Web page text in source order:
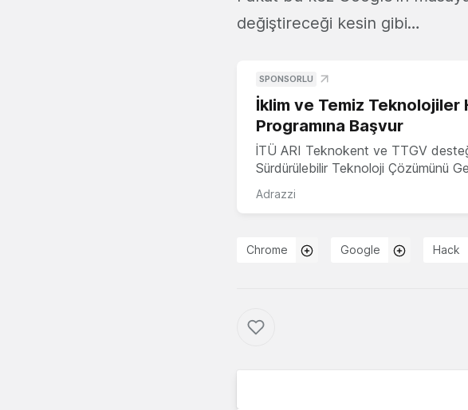
değiştireceği kesin gibi…
SPONSORLU
İklim ve Temiz Teknolojiler
Programına Başvur
İTÜ ARI Teknokent ve TTGV
Sürdürülebilir Teknoloji Çözümünü
Adrazzi
Chrome Google Hack